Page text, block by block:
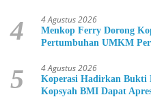
4 4 Agustus 2026
Menkop Ferry Dorong
Pertumbuhan UMKM
5 4 Agustus 2026
Koperasi Hadirkan Bukti
Kopsyah BMI Dapat